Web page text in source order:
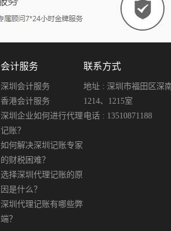
会计服务
深圳会计服务
香港会计服务
深圳企业如何进行代理
记账？
如何解决深圳记账专家
的财税困难？
选择深圳代理记账的原
因是什么？
深圳代理记账有哪些弊
端？
联系方式
地址 : 深圳市福田区深
1214、1215室
电话 : 13510871188